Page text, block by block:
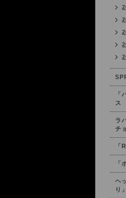
「
ス
ラ
チ
「
ヘ
り